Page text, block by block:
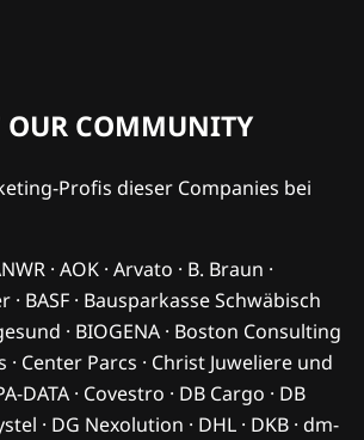
OUR COMMUNITY
Profis dieser Companies bei
· AOK · Arvato · B. Braun ·
BASF · Bausparkasse Schwäbisch
· BIOGENA · Boston Consulting
· Center Parcs · Christ Juweliere und
DATA · Covestro · DB Cargo · DB
· DG Nexolution · DHL · DKB · dm-